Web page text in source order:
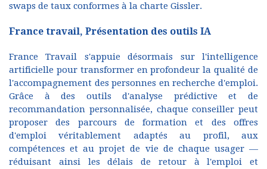
swaps de taux conformes à la charte Gissler.
France travail, Présentation des outils IA
France Travail s'appuie désormais sur l'intelligence
artificielle pour transformer en profondeur la qualité de
l'accompagnement des personnes en recherche d'emploi.
Grâce à des outils d'analyse prédictive et de
recommandation personnalisée, chaque conseiller peut
proposer des parcours de formation et des offres
d'emploi véritablement adaptés au profil, aux
compétences et au projet de vie de chaque usager —
réduisant ainsi les délais de retour à l'emploi et